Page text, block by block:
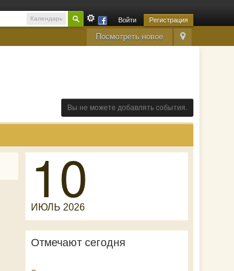
Календарь Войти Регистрация
Посмотреть новое
Вы не можете добавлять события.
10
ИЮЛЬ 2026
Отмечают сегодня